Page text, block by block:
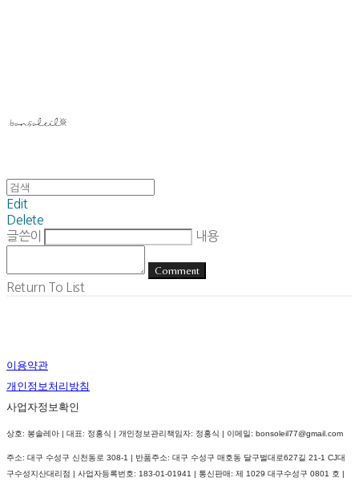
Edit
Delete
글쓴이
내용
Comment
Return To List
이용약관
개인정보처리방침
사업자정보확인
상호: 봉솔레아 | 대표: 정홍식 | 개인정보관리책임자: 정홍식 | 이메일: bonsoleil77@gmail.com
주소: 대구 수성구 신천동로 308-1 | 반품주소: 대구 수성구 매호동 달구벌대로627길 21-1 CJ대
구수성지산대리점 | 사업자등록번호: 183-01-01941 | 통신판매: 제 1029 대구수성구 0801 호 |